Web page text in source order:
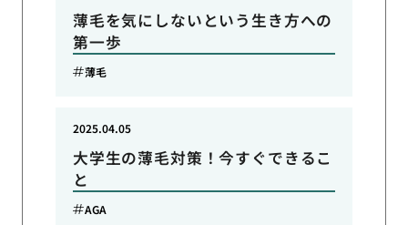
薄毛を気にしないという生き方への
第一歩
薄毛
大学生の薄毛対策！今すぐできるこ
と
2025.04.05
AGA